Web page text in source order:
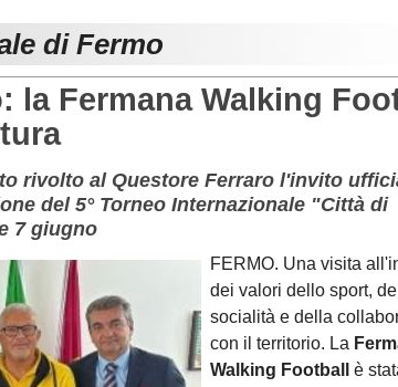
di Fermo
Fermana Walking
rivolto al Questore Ferraro l'invito
del 5° Torneo Internazionale "Città di
7 giugno
FERMO. Una visita
dei valori dello sport,
socialità e della
con il territorio. La
Walking Football
è